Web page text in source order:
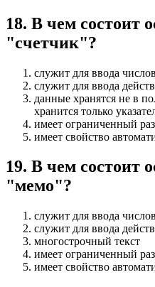
18. В чем состоит
"счетчик"?
служит для ввода
служит для ввода
данные хранятся не в
хранится только
имеет ограниченный
имеет свойство
19. В чем состоит
"мемо"?
служит для ввода
служит для ввода
многострочный текст
имеет ограниченный
имеет свойство